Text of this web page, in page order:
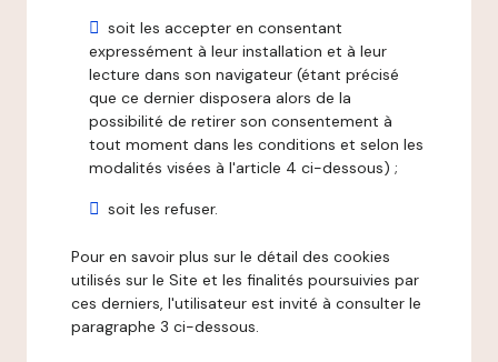
soit les accepter en consentant
expressément à leur installation et à leur
lecture dans son navigateur (étant précisé
que ce dernier disposera alors de la
possibilité de retirer son consentement à
tout moment dans les conditions et selon les
modalités visées à l'article 4 ci-dessous) ;
soit les refuser.
Pour en savoir plus sur le détail des cookies
utilisés sur le Site et les finalités poursuivies par
ces derniers, l'utilisateur est invité à consulter le
paragraphe 3 ci-dessous.